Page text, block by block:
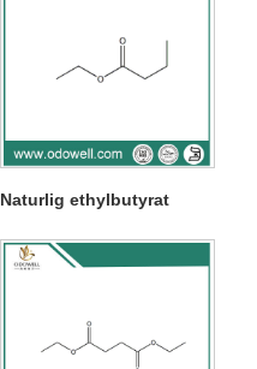
Naturlig ethylbutyrat